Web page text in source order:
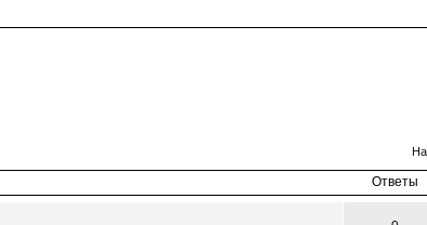
Ответы